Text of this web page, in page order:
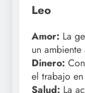
Leo
Amor: La
un
Dinero:
el trabajo
Salud: La